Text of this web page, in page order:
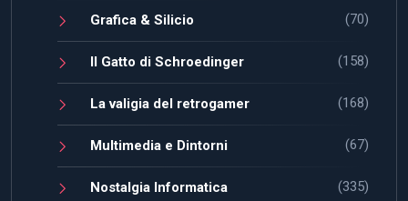
Grafica & Silicio (70)
Il Gatto di Schroedinger (158)
La valigia del retrogamer (168)
Multimedia e Dintorni (67)
Nostalgia Informatica (335)